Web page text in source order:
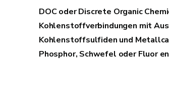
DOC oder Discrete Organic
Kohlenstoffverbindungen mit
Kohlenstoffsulfiden und
Phosphor, Schwefel oder Fluor